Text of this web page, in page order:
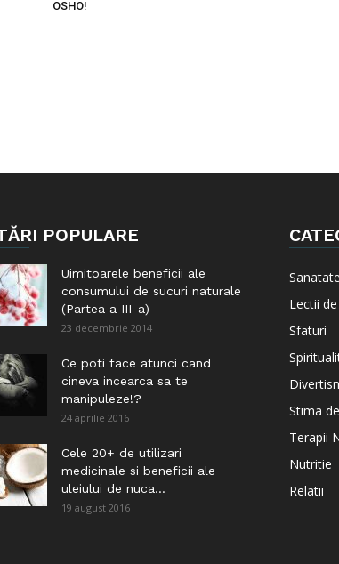
OSHO!
POPULARE
Uimitoarele beneficii ale
consumului de sucuri naturale
(Partea a III-a)
23 decembrie 2014
Ce poti face atunci cand
cineva incearca sa te
manipuleze!?
24 aprilie 2016
Cele 20+ de utilizari
medicinale si beneficii ale
uleiului de nuca...
19 august 2016
Sanatate
Lectii
Sfaturi
Stima
Terapii
Nutritie
Relatii